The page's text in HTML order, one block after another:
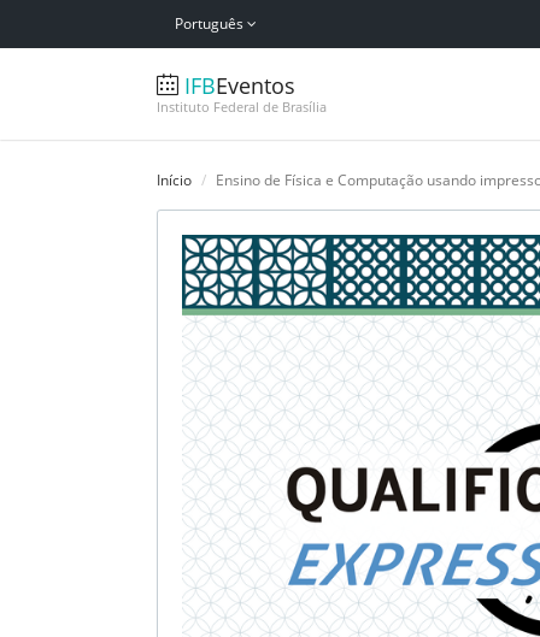
Português
IFBEventos
Instituto Federal de Brasília
Início Ensino de Física e Computação usando